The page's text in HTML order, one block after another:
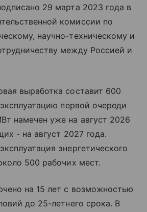
29 марта 2023 года в
комиссии по
научно-техническому и
между Россией и
выработка составит 600
первой очереди
намечен уже на август 2026
- на август 2027 года.
энергетического
500 рабочих мест.
на 15 лет с возможностью
до 25-летнего срока. В